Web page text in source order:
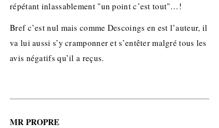
répétant inlassablement "un point c’est tout"…!
Bref c’est nul mais comme Descoings en est l’auteur, il
va lui aussi s’y cramponner et s’entêter malgré tous les
avis négatifs qu’il a reçus.
MR PROPRE